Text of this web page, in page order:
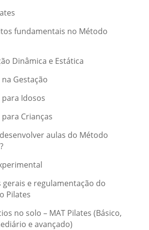
fundamentais no Método
Dinâmica e Estática
Gestação
para Idosos
para Crianças
aulas do Método
gerais e regulamentação do
Pilates
no solo – MAT Pilates (Básico,
e avançado)